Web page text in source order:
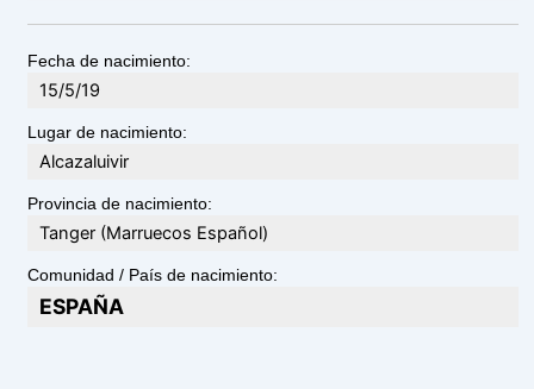
Fecha de nacimiento:
15/5/19
Lugar de nacimiento:
Alcazaluivir
Provincia de nacimiento:
Tanger (Marruecos Español)
Comunidad / País de nacimiento:
ESPAÑA